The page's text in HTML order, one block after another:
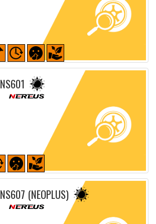
Fiche détaillée
NS601
Fiche détaillée
NS607 (NEOPLUS)